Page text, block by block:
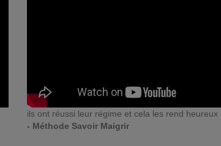
ils ont réussi leur régime et cela les rend heureux
- Méthode Savoir Maigrir